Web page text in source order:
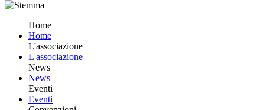
Home
Home
L'associazione
L'associazione
News
News
Eventi
Eventi